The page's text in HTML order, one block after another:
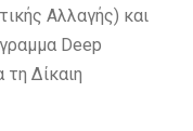
Αλλαγής) και
Deep
Δίκαιη